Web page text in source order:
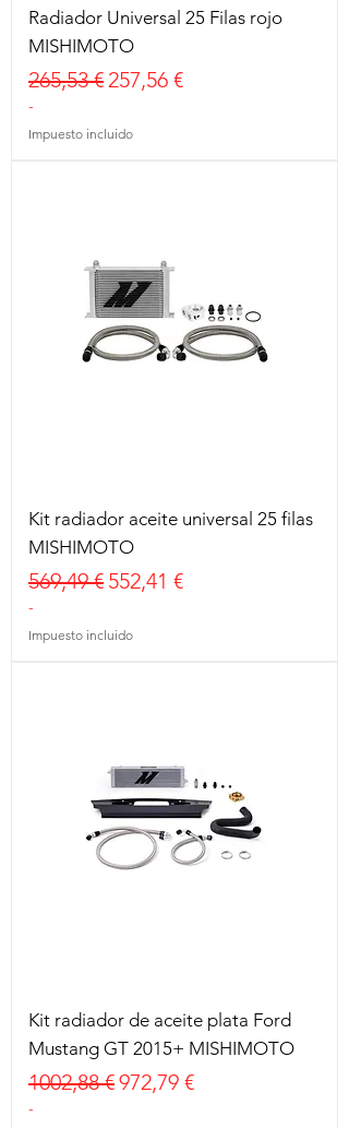
Radiador Universal 25 Filas rojo
MISHIMOTO
Precio
265,53 € Precio de oferta
257,56 €
-
Impuesto incluido
Kit radiador aceite universal 25 filas
MISHIMOTO
Precio
569,49 € Precio de oferta
552,41 €
-
Impuesto incluido
Kit radiador de aceite plata Ford
Mustang GT 2015+ MISHIMOTO
Precio
1002,88 €Precio de oferta
972,79 €
-